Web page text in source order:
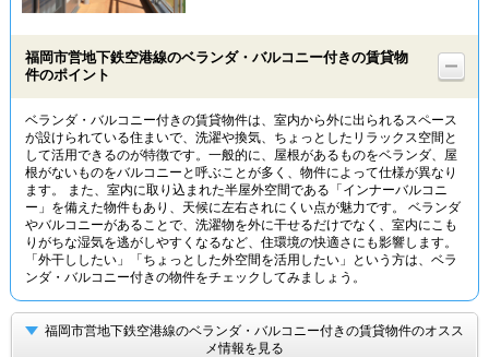
不動産会社から
福岡市営地下鉄空港線のベランダ・バルコニー付きの賃貸物
件のポイント
ベランダ・バルコニー付きの賃貸物件は、室内から外に出られるスペース
が設けられている住まいで、洗濯や換気、ちょっとしたリラックス空間と
して活用できるのが特徴です。一般的に、屋根があるものをベランダ、屋
根がないものをバルコニーと呼ぶことが多く、物件によって仕様が異なり
ます。 また、室内に取り込まれた半屋外空間である「インナーバルコニ
ー」を備えた物件もあり、天候に左右されにくい点が魅力です。 ベランダ
やバルコニーがあることで、洗濯物を外に干せるだけでなく、室内にこも
りがちな湿気を逃がしやすくなるなど、住環境の快適さにも影響します。
「外干ししたい」「ちょっとした外空間を活用したい」という方は、ベラ
ンダ・バルコニー付きの物件をチェックしてみましょう。
福岡市営地下鉄空港線のベランダ・バルコニー付きの賃貸物件のオスス
メ情報を見る